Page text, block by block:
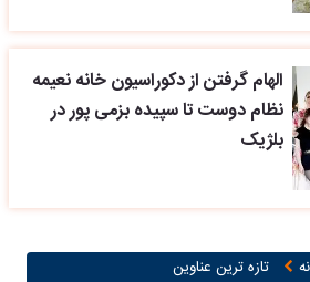
الهام گرفتن از دکوراسیون خانه نعیمه
نظام دوست تا سپیده بزمی پور در
بلژیک
تازه ترین عناوین